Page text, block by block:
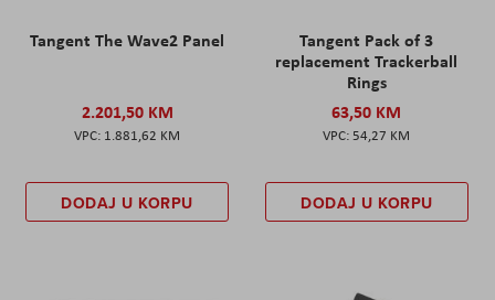
Tangent The Wave2 Panel
2.201,50 KM
1.881,62 KM
DODAJ U KORPU
Tangent Pack of 3
replacement Trackerball
Rings
63,50 KM
54,27 KM
DODAJ U KORPU